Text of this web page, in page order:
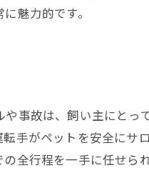
魅力的です。
事故は、飼い主にと
手がペットを安全に
全行程を一手に任せ